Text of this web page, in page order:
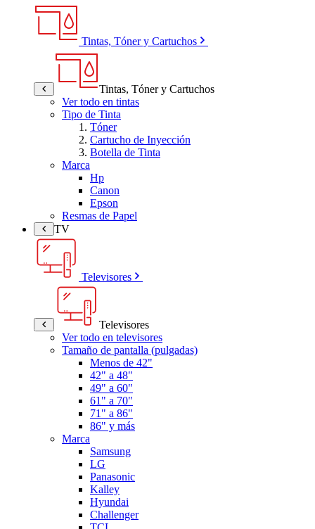
Tintas, Tóner y Cartuchos
Tintas, Tóner y Cartuchos
Ver todo en tintas
Tipo de Tinta
Tóner
Cartucho de Inyección
Botella de Tinta
Marca
Hp
Canon
Epson
Resmas de Papel
TV
Televisores
Televisores
Ver todo en televisores
Tamaño de pantalla (pulgadas)
Menos de 42"
42" a 48"
49" a 60"
61" a 70"
71" a 86"
86" y más
Marca
Samsung
LG
Panasonic
Kalley
Hyundai
Challenger